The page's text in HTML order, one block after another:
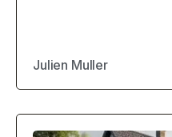
Julien Muller